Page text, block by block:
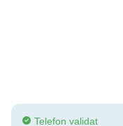
Telefon validat